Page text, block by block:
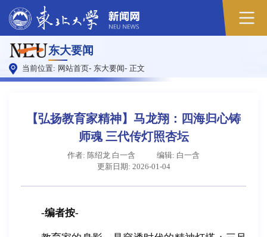
东大要闻
当前位置: 网站首页- 东大要闻- 正文
【弘扬教育家精神】马龙翔：四海归心铸
师魂 三代传灯照杏坛
作者: 陈绍龙 白一含
编辑: 白一含
更新日期: 2026-01-04
-编者按-
原